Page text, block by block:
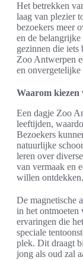
Het betrekken
laag van plezier
bezoekers meer
en de
gezinnen die
Zoo Antwerpen
en onvergetelijke
Waarom kiezen
Een dagje Zoo
leeftijden,
Bezoekers
natuurlijke
leren over
van vermaak en
willen ontdekken.
De magnetische
in het ontmoeten
ervaringen die
speciale
plek. Dit draagt
jong als oud zal